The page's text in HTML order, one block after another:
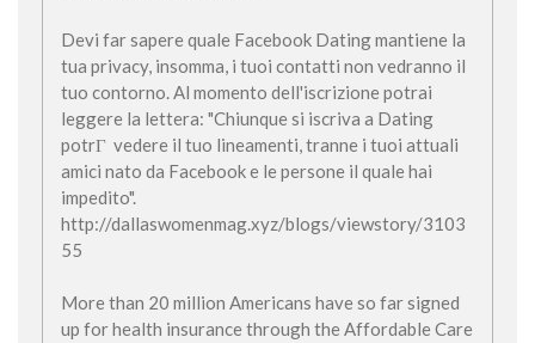
Devi far sapere quale Facebook Dating mantiene la
tua privacy, insomma, i tuoi contatti non vedranno il
tuo contorno. Al momento dell'iscrizione potrai
leggere la lettera: "Chiunque si iscriva a Dating
potrГ vedere il tuo lineamenti, tranne i tuoi attuali
amici nato da Facebook e le persone il quale hai
impedito".
http://dallaswomenmag.xyz/blogs/viewstory/3103
55
More than 20 million Americans have so far signed
up for health insurance through the Affordable Care